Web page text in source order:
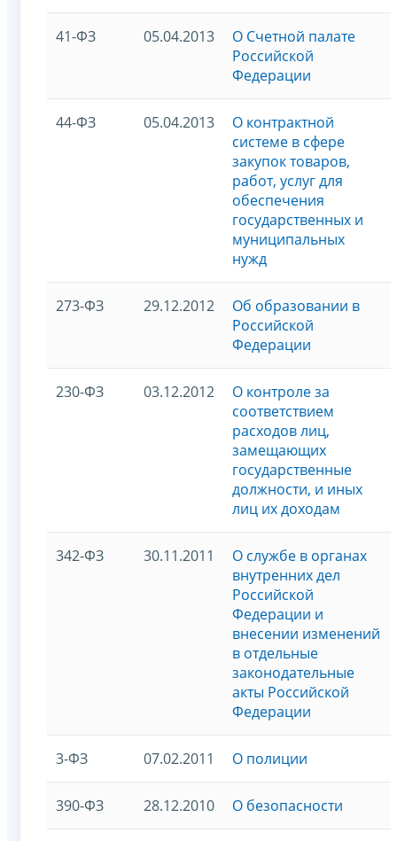
41-ФЗ 05.04.2013
О Счетной палате
Российской
Федерации
44-ФЗ 05.04.2013
О контрактной
системе в сфере
закупок товаров,
работ, услуг для
обеспечения
государственных и
муниципальных
нужд
273-ФЗ 29.12.2012
Об образовании в
Российской
Федерации
230-ФЗ 03.12.2012
О контроле за
соответствием
расходов лиц,
замещающих
государственные
должности, и иных
лиц их доходам
342-ФЗ 30.11.2011
О службе в органах
внутренних дел
Российской
Федерации и
внесении изменений
в отдельные
законодательные
акты Российской
Федерации
3-ФЗ 07.02.2011 О полиции
390-ФЗ 28.12.2010 О безопасности